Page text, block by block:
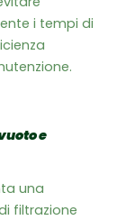
i tempi di
e
una
filtrazione